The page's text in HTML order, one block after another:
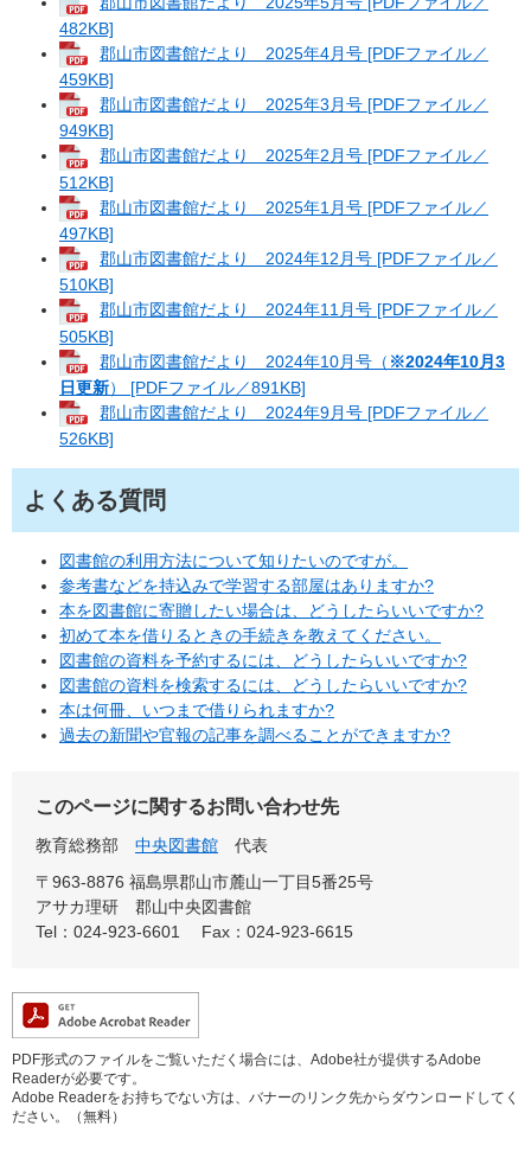
482KB]
郡山市図書館だより 2025年4月号 [PDFファイル／
459KB]
郡山市図書館だより 2025年3月号 [PDFファイル／
949KB]
郡山市図書館だより 2025年2月号 [PDFファイル／
512KB]
郡山市図書館だより 2025年1月号 [PDFファイル／
497KB]
郡山市図書館だより 2024年12月号 [PDFファイル／
510KB]
郡山市図書館だより 2024年11月号 [PDFファイル／
505KB]
郡山市図書館だより 2024年10月号（ ※2024年10月3
日更新） [PDFファイル／891KB]
郡山市図書館だより 2024年9月号 [PDFファイル／
526KB]
よくある質問
図書館の利用方法について知りたいのですが。
参考書などを持込みで学習する部屋はありますか?
本を図書館に寄贈したい場合は、どうしたらいいですか?
初めて本を借りるときの手続きを教えてください。
図書館の資料を予約するには、どうしたらいいですか?
図書館の資料を検索するには、どうしたらいいですか?
本は何冊、いつまで借りられますか?
過去の新聞や官報の記事を調べることができますか?
このページに関するお問い合わせ先
教育総務部 中央図書館
代表
〒963-8876 福島県郡山市麓山一丁目5番25号
アサカ理研 郡山中央図書館
Tel：024-923-6601
Fax：024-923-6615
PDF形式のファイルをご覧いただく場合には、Adobe社が提供するAdobe
Readerが必要です。
Adobe Readerをお持ちでない方は、バナーのリンク先からダウンロードしてく
ださい。（無料）